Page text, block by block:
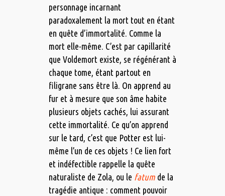
personnage incarnant
paradoxalement la mort tout en étant
en quête d’immortalité. Comme la
mort elle-même. C’est par capillarité
que Voldemort existe, se régénérant à
chaque tome, étant partout en
filigrane sans être là. On apprend au
fur et à mesure que son âme habite
plusieurs objets cachés, lui assurant
cette immortalité. Ce qu’on apprend
sur le tard, c’est que Potter est lui-
même l’un de ces objets ! Ce lien fort
et indéfectible rappelle la quête
naturaliste de Zola, ou le fatumde la
tragédie antique : comment pouvoir